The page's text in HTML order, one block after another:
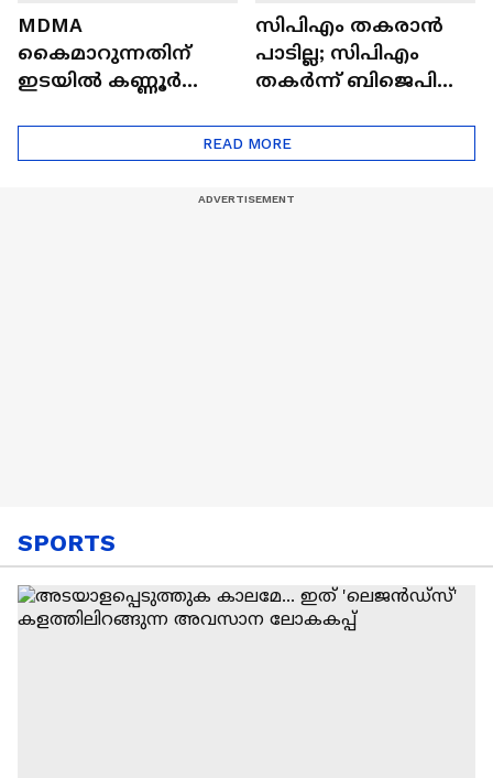
MDMA
കെെമാറുന്നതിന്
ഇടയിൽ കണ്ണൂർ
അറസ്റ്റിൽ
സിപിഎം തകരാന്‍
പാടില്ല; സിപിഎം
തകര്‍ന്ന് ബിജെപി
കേരളത്തിന്
നല്ലതല്ലെന്ന് ഷിബു
READ MORE
SPORTS